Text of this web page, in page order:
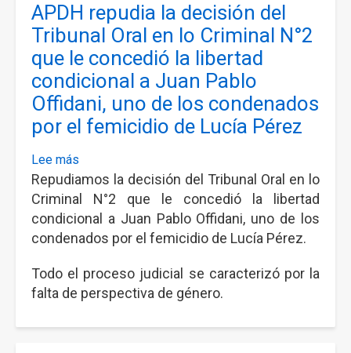
Navidad
en
Villa
Lugano
APDH repudia la decisión del
Tribunal Oral en lo Criminal N°2
que le concedió la libertad
condicional a Juan Pablo
Offidani, uno de los condenados
por el femicidio de Lucía Pérez
Lee más
APDH
repudia
la
decisión
Tribunal
Oral
lo
Repudiamos la decisión del Tribunal Oral en lo
Criminal N°2 que le concedió la libertad
condicional a Juan Pablo Offidani, uno de los
condenados por el femicidio de Lucía Pérez.
Todo el proceso judicial se caracterizó por la
falta de perspectiva de género.